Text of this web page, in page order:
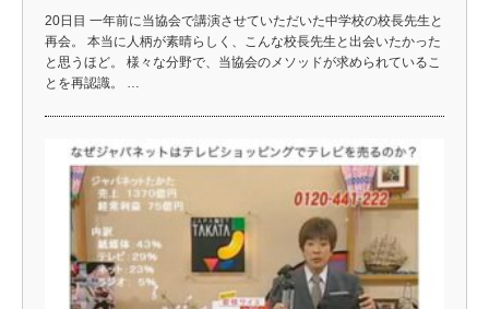
20日目 一年前に当協会で講演させていただいた中学校の校長先生と
再会。 本当に人柄が素晴らしく、こんな校長先生と出会いたかった
と思うほど。 様々な分野で、当協会のメソッドが求められているこ
とを再認識。 …